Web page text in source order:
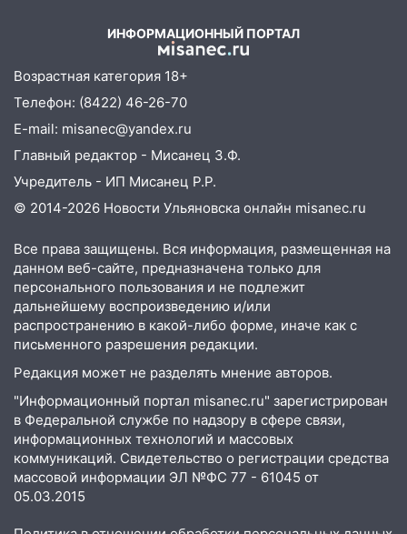
ИНФОРМАЦИОННЫЙ ПОРТАЛ
Возрастная категория 18+
Телефон: (8422) 46-26-70
E-mail: misanec@yandex.ru
Главный редактор - Мисанец З.Ф.
Учредитель - ИП Мисанец Р.Р.
© 2014-2026 Новости Ульяновска онлайн misanec.ru
Все права защищены. Вся информация, размещенная на
данном веб-сайте, предназначена только для
персонального пользования и не подлежит
дальнейшему воспроизведению и/или
распространению в какой-либо форме, иначе как с
письменного разрешения редакции.
Редакция может не разделять мнение авторов.
"Информационный портал misanec.ru" зарегистрирован
в Федеральной службе по надзору в сфере связи,
информационных технологий и массовых
коммуникаций. Свидетельство о регистрации средства
массовой информации ЭЛ №ФС 77 - 61045 от
05.03.2015